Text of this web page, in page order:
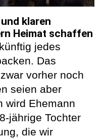
klaren
Heimat schaffen
jedes
Das
vorher noch
seien aber
wird Ehemann
jährige Tochter
die wir